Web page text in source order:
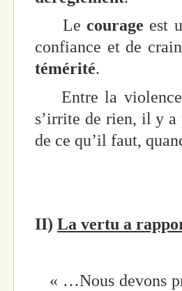
Lecourage est
confiance et de
témérité.
Entre la violence
s’irrite de rien, il y a
de ce qu’il faut,
II) La vertu a
« …Nous devons